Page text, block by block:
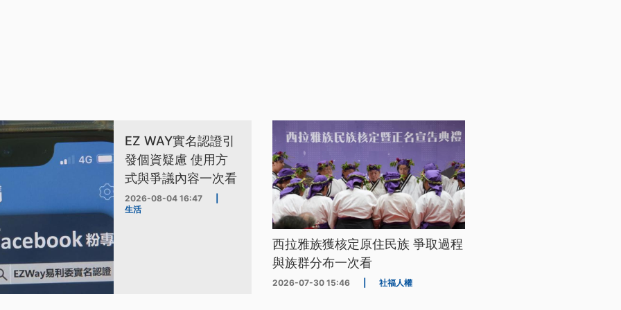
EZ WAY實名認證引
發個資疑慮 使用方
式與爭議內容一次看
2026-08-04 16:47
生活
西拉雅族獲核定原住民族 爭取過程
與族群分布一次看
2026-07-30 15:46 社福人權